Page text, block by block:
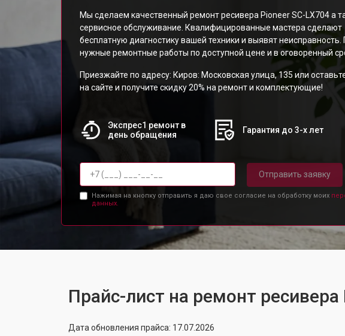
Мы сделаем качественный ремонт ресивера Pioneer SC-LX704 а
сервисное обслуживание. Квалифицированные мастера сделают
бесплатную диагностику вашей техники и выявят неисправность.
нужные ремонтные работы по доступной цене и в оговоренный
Приезжайте по адресу: Киров: Московская улица, 135 или
на сайте и получите скидку 20% на ремонт и комплектующие!
Экспрес1 ремонт в
день обращения
Гарантия до 3-х лет
Отправить заявку
Нажимая на кнопку отправить я даю свое согласие на обработку моих
данных.
Прайс-лист на ремонт ресивера
Дата обновления прайса: 17.07.2026